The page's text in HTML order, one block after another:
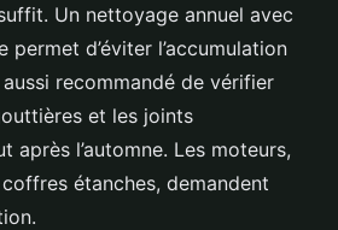
Un nettoyage annuel avec
permet d’éviter l’accumulation
recommandé de vérifier
et les joints
après l’automne. Les moteurs,
étanches, demandent